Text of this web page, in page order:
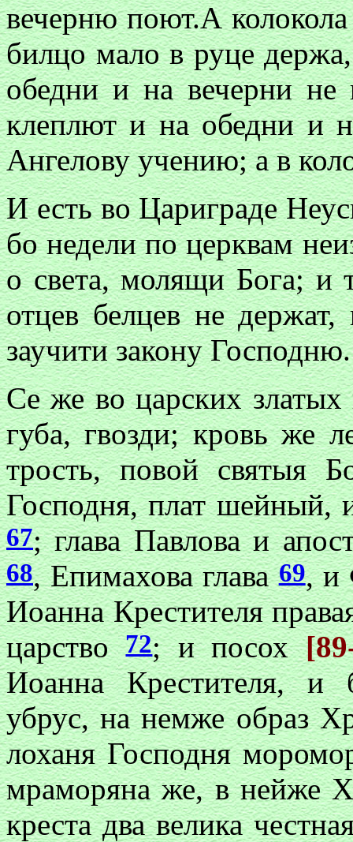
вечерню поют.А
билцо мало в руце
обедни и на вечерни
клеплют и на обедни и
Ангелову учению; а в
И есть во Цариграде
бо недели по церквам
о света, молящи Бога; и
отцев белцев не
заучити закону Господню.
Се же во царских златых
губа, гвозди; кровь же
трость, повой святыя
Господня, плат шейный,
67; глава Павлова и
68, Епимахова глава69, и
Иоанна Крестителя
царство72; и посох
Иоанна Крестителя, и
убрус, на немже образ
лоханя Господня
мраморяна же, в нейже
креста два велика